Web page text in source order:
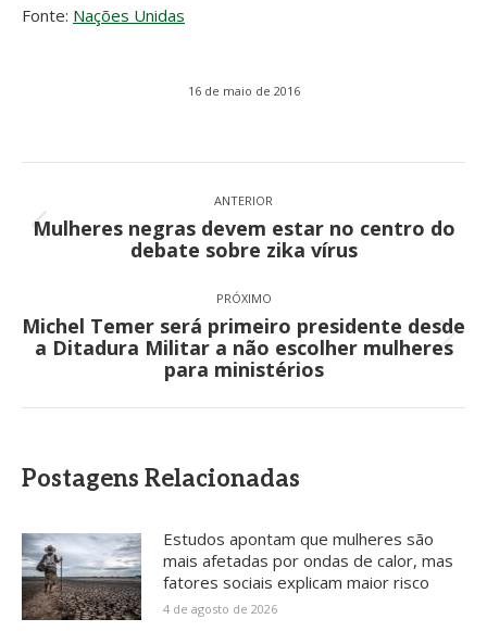
Fonte: Nações Unidas
16 de maio de 2016
de
post:
ANTERIOR
Post
anterior:
Mulheres negras devem estar no centro do
debate sobre zika vírus
PRÓXIMO
Próximo
post:
Michel Temer será primeiro presidente desde
a Ditadura Militar a não escolher mulheres
para ministérios
Postagens Relacionadas
Estudos apontam que mulheres são
mais afetadas por ondas de calor, mas
fatores sociais explicam maior risco
4 de agosto de 2026